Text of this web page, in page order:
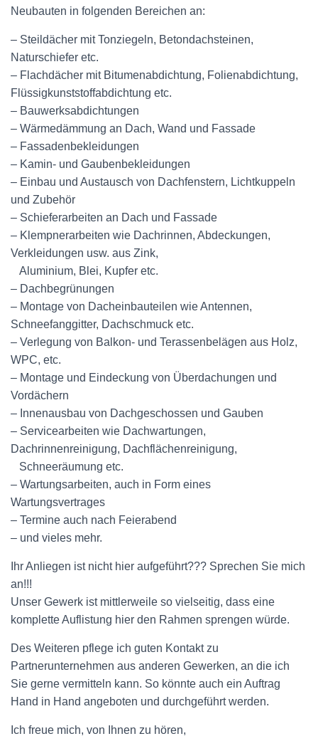
Neubauten in folgenden Bereichen an:
– Steildächer mit Tonziegeln, Betondachsteinen,
Naturschiefer etc.
– Flachdächer mit Bitumenabdichtung, Folienabdichtung,
Fl üssigkunststoffabdichtung etc.
– Bauwerksabdichtungen
– Wärmedämmung an Dach, Wand und Fassade
– Fassadenbekleidungen
– Kamin- und Gaubenbekleidungen
– Einbau und Austausch von Dachfenstern, Lichtkuppeln
und Zubehör
– Schieferarbeiten an Dach und Fassade
– Klempnerarbeiten wie Dachrinnen, Abdeckungen,
Verkleidungen usw. aus Zink,
Aluminium, Blei, Kupfer etc.
– Dachbegrünungen
– Montage von Dacheinbauteilen wie Antennen,
Schneefanggitter, Dachschmuck etc.
– Verlegung von Balkon- und Terassenbel ägen aus Holz,
WPC, etc.
– Montage und Eindeckung von Überdachungen und
Vordächern
– Innenausbau von Dachgeschossen und Gauben
– Servicearbeiten wie Dachwartungen,
Dachrinnenreinigung, Dachflächenreinigung,
Schneeräumung etc.
– Wartungsarbeiten, auch in Form eines
Wartungsvertrages
– Termine auch nach Feierabend
– und vieles mehr.
Ihr Anliegen ist nicht hier aufgeführt??? Sprechen Sie mich
an!!!
Unser Gewerk ist mittlerweile so vielseitig, dass eine
komplette Auflistung hier den Rahmen sprengen würde.
Des Weiteren pflege ich guten Kontakt zu
Partnerunternehmen aus anderen Gewerken, an die ich
Sie gerne vermitteln kann. So könnte auch ein Auftrag
Hand in Hand angeboten und durchgeführt werden.
Ich freue mich, von Ihnen zu hören,